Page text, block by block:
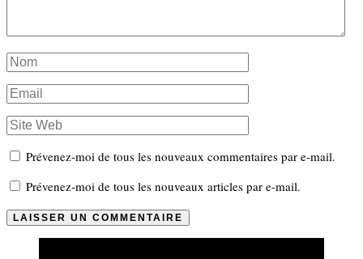
Prévenez-moi de tous les nouveaux commentaires par e-mail.
Prévenez-moi de tous les nouveaux articles par e-mail.